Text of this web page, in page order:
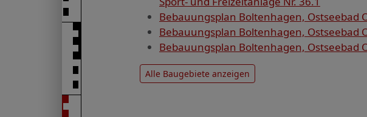
Bebauungsplan Boltenhagen, Ostseebad
Bebauungsplan Boltenhagen, Ostseebad
Bebauungsplan Boltenhagen, Ostseebad
Alle Baugebiete anzeigen